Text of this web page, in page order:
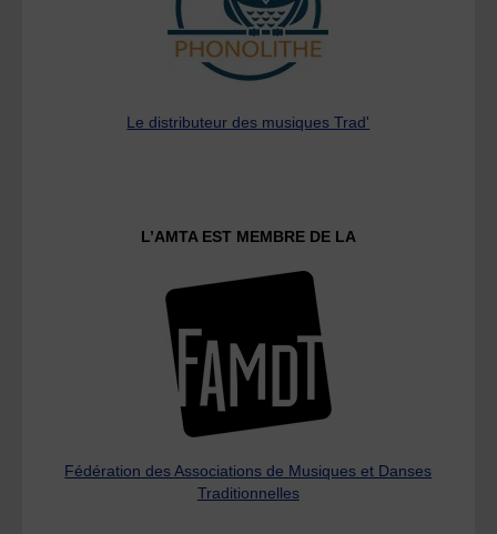
Le distributeur des musiques Trad'
L’AMTA EST MEMBRE DE LA
Fédération des Associations de Musiques et Danses
Traditionnelles